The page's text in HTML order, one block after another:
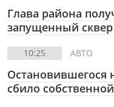
Глава района
запущенный сквер
10:25 АВТО
Остановившегося
сбило